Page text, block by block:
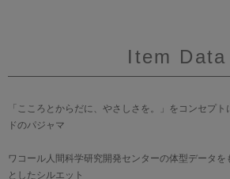
Item Data
「こころとからだに、やさしさを。」をコンセプ
ドのパジャマ
ワコール人間科学研究開発センターの体型データを
としたシルエット